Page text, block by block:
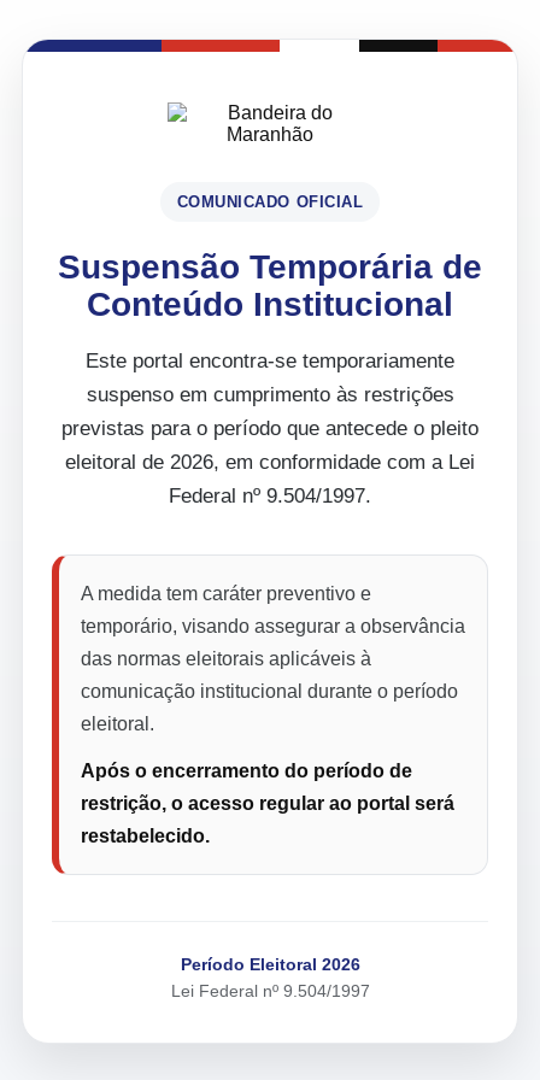
COMUNICADO OFICIAL
Suspensão Temporária de
Conteúdo Institucional
Este portal encontra-se temporariamente
suspenso em cumprimento às restrições
previstas para o período que antecede o pleito
eleitoral de 2026, em conformidade com a Lei
Federal nº 9.504/1997.
A medida tem caráter preventivo e
temporário, visando assegurar a observância
das normas eleitorais aplicáveis à
comunicação institucional durante o período
eleitoral.
Após o encerramento do período de
restrição, o acesso regular ao portal será
restabelecido.
Período Eleitoral 2026
Lei Federal nº 9.504/1997